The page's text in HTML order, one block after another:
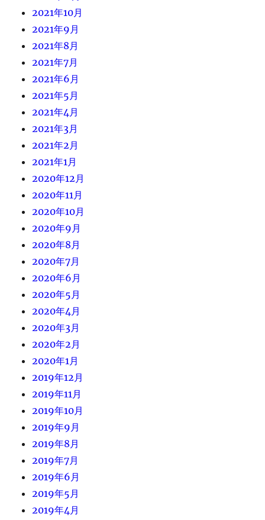
2021年10月
2021年9月
2021年8月
2021年7月
2021年6月
2021年5月
2021年4月
2021年3月
2021年2月
2021年1月
2020年12月
2020年11月
2020年10月
2020年9月
2020年8月
2020年7月
2020年6月
2020年5月
2020年4月
2020年3月
2020年2月
2020年1月
2019年12月
2019年11月
2019年10月
2019年9月
2019年8月
2019年7月
2019年6月
2019年5月
2019年4月